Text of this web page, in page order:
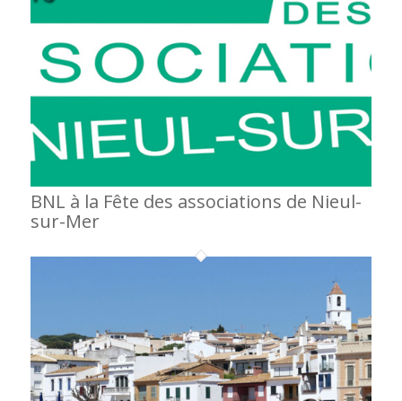
BNL à la Fête des associations de Nieul-
sur-Mer